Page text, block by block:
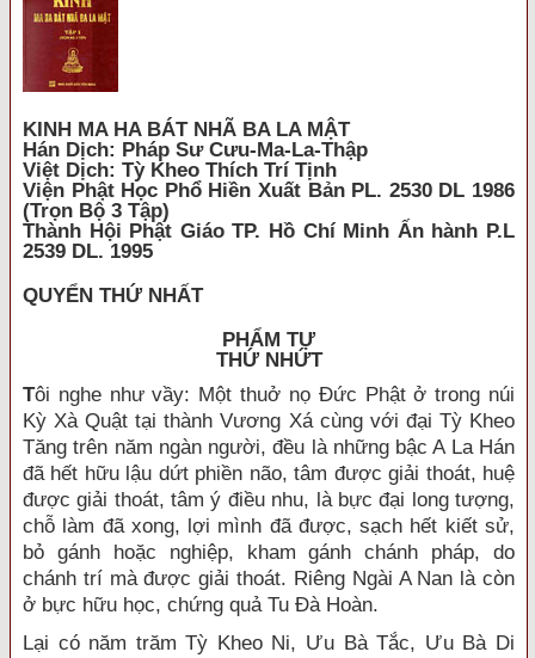
KINH MA HA BÁT NHÃ BA LA MẬT
Hán Dịch: Pháp Sư Cưu-Ma-La-Thập
Việt Dịch: Tỳ Kheo Thích Trí Tịnh
Viện Phật Học Phổ Hiền Xuất Bản PL. 2530 DL 1986
(Trọn Bộ 3 Tập)
Thành Hội Phật Giáo TP. Hồ Chí Minh Ấn hành P.L
2539 DL. 1995
QUYỂN THỨ NHẤT
PHẨM TỰ
THỨ NHỨT
Tôi nghe như vầy: Một thuở nọ Đức Phật ở trong núi
Kỳ Xà Quật tại thành Vương Xá cùng với đại Tỳ Kheo
Tăng trên năm ngàn người, đều là những bậc A La Hán
đã hết hữu lậu dứt phiền não, tâm được giải thoát, huệ
được giải thoát, tâm ý điều nhu, là bực đại long tượng,
chỗ làm đã xong, lợi mình đã được, sạch hết kiết sử,
bỏ gánh hoặc nghiệp, kham gánh chánh pháp, do
chánh trí mà được giải thoát. Riêng Ngài A Nan là còn
ở bực hữu học, chứng quả Tu Đà Hoàn.
Lại có năm trăm Tỳ Kheo Ni, Ưu Bà Tắc, Ưu Bà Di